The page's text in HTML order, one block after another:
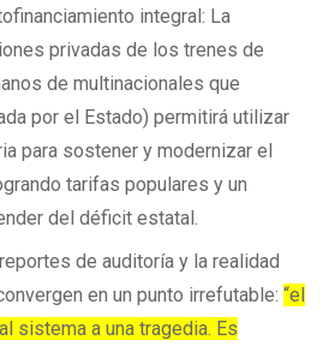
integral: La
privadas de los trenes de
de multinacionales que
por el Estado) permitirá utilizar
para sostener y modernizar el
tarifas populares y un
del déficit estatal.
de auditoría y la realidad
en un punto irrefutable: “el
sistema a una tragedia. Es